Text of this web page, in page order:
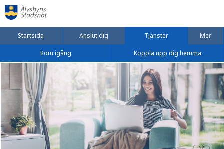
Startsida Anslut dig Tjänster Mer
Kom igång Koppla upp dig hemma